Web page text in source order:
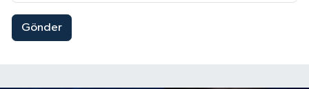
Gönder